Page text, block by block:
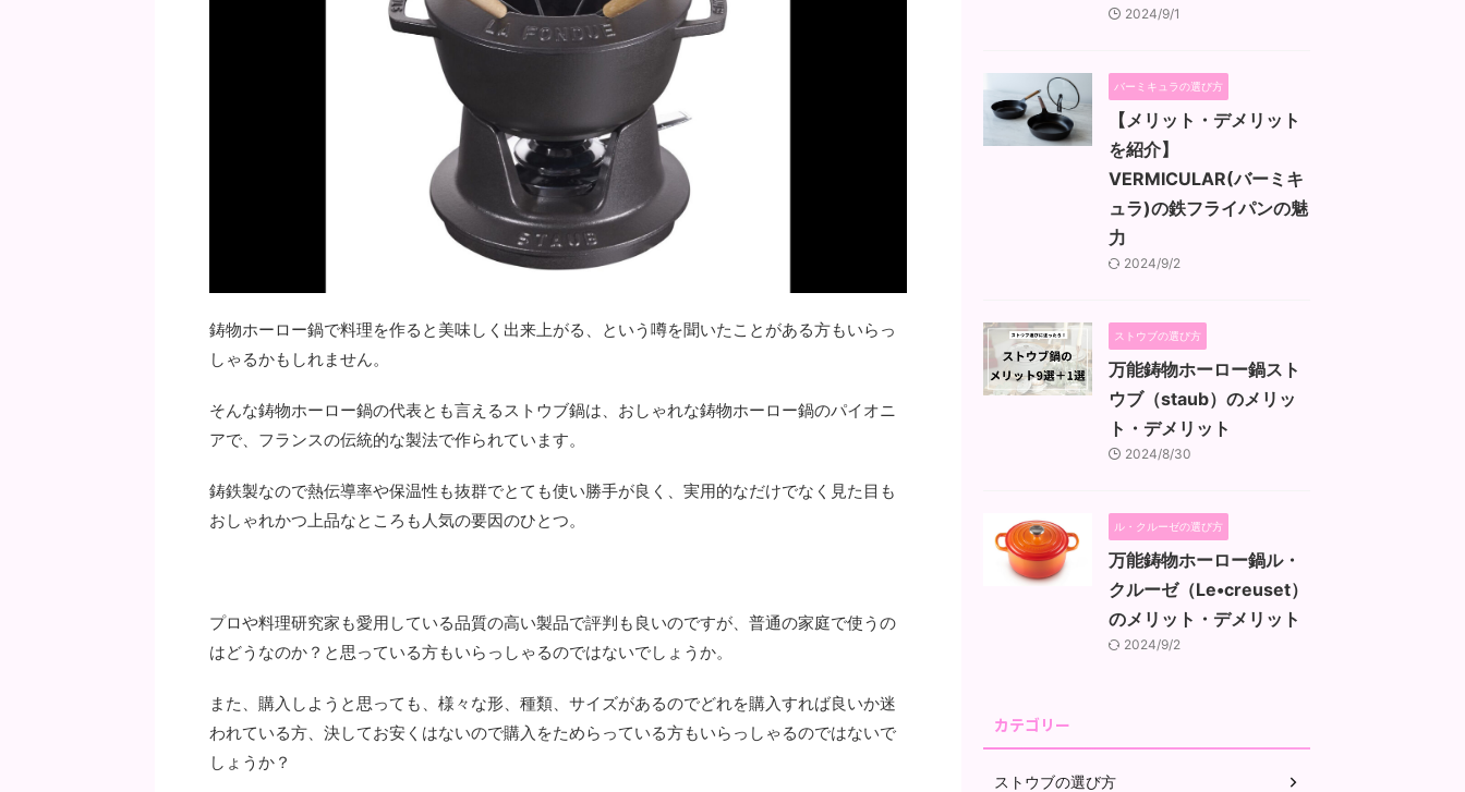
鋳物ホーロー鍋で料理を作ると美味しく出来上がる、という噂を聞いたことがある方もいらっ
しゃるかもしれません。
そんな鋳物ホーロー鍋の代表とも言えるストウブ鍋は、おしゃれな鋳物ホーロー鍋のパイオニ
アで、フランスの伝統的な製法で作られています。
鋳鉄製なので熱伝導率や保温性も抜群でとても使い勝手が良く、実用的なだけでなく見た目も
おしゃれかつ上品なところも人気の要因のひとつ。
プロや料理研究家も愛用している品質の高い製品で評判も良いのですが、普通の家庭で使うの
はどうなのか？と思っている方もいらっしゃるのではないでしょうか。
また、購入しようと思っても、様々な形、種類、サイズがあるのでどれを購入すれば良いか迷
われている方、決してお安くはないので購入をためらっている方もいらっしゃるのではないで
しょうか？
2024/9/1
バーミキュラの選び方
【メリット・デメリット
を紹介】
VERMICULAR(バーミキ
ュラ)の鉄フライパンの魅
力
2024/9/2
ストウブの選び方
万能鋳物ホーロー鍋スト
ウブ（staub）のメリッ
ト・デメリット
2024/8/30
ル・クルーゼの選び方
万能鋳物ホーロー鍋ル・
クルーゼ（Le•creuset）
のメリット・デメリット
2024/9/2
カテゴリー
ストウブの選び方